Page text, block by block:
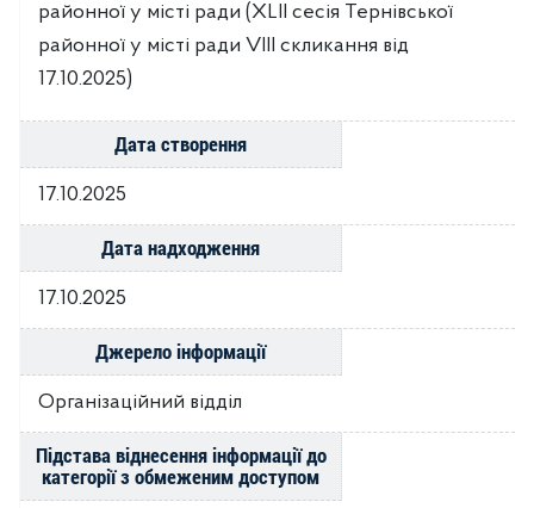
районної у місті ради (XLІІ сесія Тернівської
районної у місті ради VIIІ скликання від
17.10.2025)
Дата створення
17.10.2025
Дата надходження
17.10.2025
Джерело інформації
Організаційний відділ
Підстава віднесення інформації до
категорії з обмеженим доступом